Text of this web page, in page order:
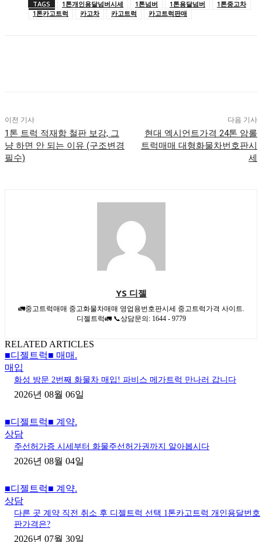
TAGS 1톤개인용달넘버시세 1톤넘버 1톤용달넘버
1톤중고차
1톤카고트럭
카고차 카고트럭 카고트럭판매
이전 기사
1톤 트럭 적재함 철판 보강, 그
냥 하면 안 되는 이유 (구조변경
필수)
다음 기사
현대 엑시언트가격 24톤 암롤
트럭매매 대형화물차번호판시
세
YS 디젤
🚛중고트럭매매 중고화물차매매 영업용번호판시세 중고트럭가격 사이트.
디젤트럭🚛 📞상담문의: 1644 - 9779
RELATED ARTICLES
■디젤트럭■ 매매.
매입
화성 방문 2번째 화물차 매입! 파비스 메가트럭 만나러 갑니다
2026년 08월 06일
■디젤트럭■ 계약.
상담
주선허가증 시세부터 화물주선허가권까지 알아봅시다
2026년 08월 04일
■디젤트럭■ 계약.
상담
다른 곳 계약 직전 취소 후 디젤트럭 선택 1톤카고트럭 개인용달번호
판가격은?
2026년 07월 30일